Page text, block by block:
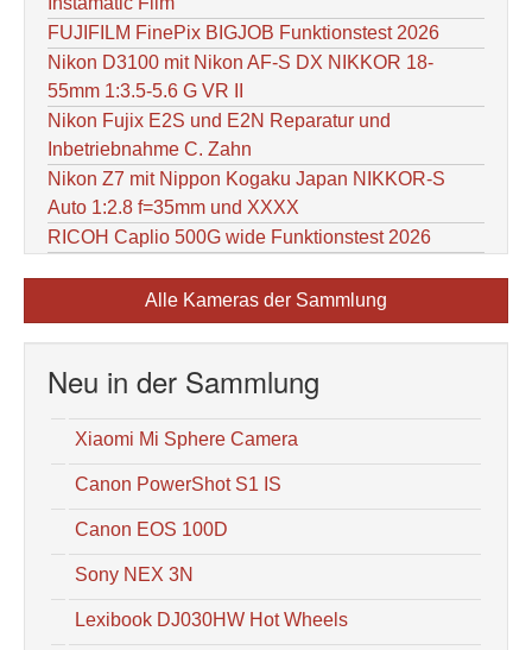
FUJIFILM FinePix BIGJOB Funktionstest 2026
Nikon D3100 mit Nikon AF-S DX NIKKOR 18-
55mm 1:3.5-5.6 G VR II
Nikon Fujix E2S und E2N Reparatur und
Inbetriebnahme C. Zahn
Nikon Z7 mit Nippon Kogaku Japan NIKKOR-S
Auto 1:2.8 f=35mm und XXXX
RICOH Caplio 500G wide Funktionstest 2026
Alle Kameras der Sammlung
Neu in der Sammlung
Xiaomi Mi Sphere Camera
Canon PowerShot S1 IS
Canon EOS 100D
Sony NEX 3N
Lexibook DJ030HW Hot Wheels